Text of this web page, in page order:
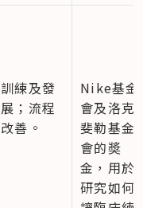
訓練及發
展；流程
改善。
Nike基金
會及洛克
斐勒基金
會的奬
金，用於
研究如何